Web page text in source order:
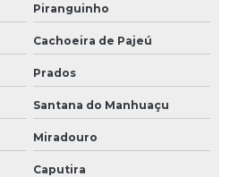
Piranguinho
Cachoeira de Pajeú
Prados
Santana do Manhuaçu
Miradouro
Caputira